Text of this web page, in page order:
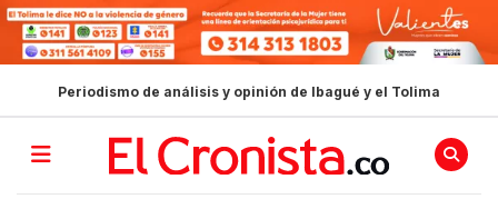
Periodismo de análisis y opinión de Ibagué y el Tolima